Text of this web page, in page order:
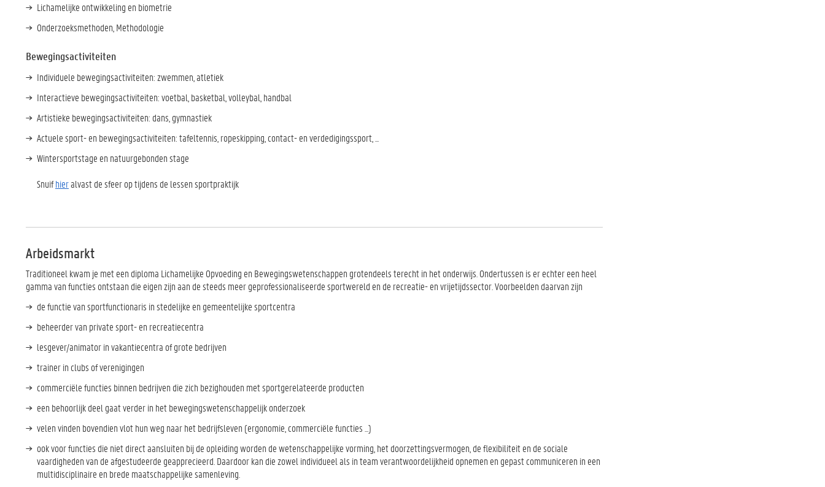
Lichamelijke ontwikkeling en biometrie
Onderzoeksmethoden, Methodologie
Bewegingsactiviteiten
Individuele bewegingsactiviteiten: zwemmen, atletiek
Interactieve bewegingsactiviteiten: voetbal, basketbal, volleybal, handbal
Artistieke bewegingsactiviteiten: dans, gymnastiek
Actuele sport- en bewegingsactiviteiten: tafeltennis, ropeskipping, contact- en verdedigingssport, ...
Wintersportstage en natuurgebonden stage
Snuifhieralvast de sfeer op tijdens de lessen sportpraktijk
Arbeidsmarkt
Traditioneel kwam je met een diploma Lichamelijke Opvoeding en Bewegingswetenschappen grotendeels terecht in het onderwijs. Ondertussen is er echter een heel
gamma van functies ontstaan die eigen zijn aan de steeds meer geprofessionaliseerde sportwereld en de recreatie- en vrijetijdssector. Voorbeelden daarvan zijn
de functie van sportfunctionaris in stedelijke en gemeentelijke sportcentra
beheerder van private sport- en recreatiecentra
lesgever/animator in vakantiecentra of grote bedrijven
trainer in clubs of verenigingen
commerciële functies binnen bedrijven die zich bezighouden met sportgerelateerde producten
een behoorlijk deel gaat verder in het bewegingswetenschappelijk onderzoek
velen vinden bovendien vlot hun weg naar het bedrijfsleven (ergonomie, commerciële functies ...)
ook voor functies die niet direct aansluiten bij de opleiding worden de wetenschappelijke vorming, het doorzettingsvermogen, de flexibiliteit en de sociale
vaardigheden van de afgestudeerde geapprecieerd. Daardoor kan die zowel individueel als in team verantwoordelijkheid opnemen en gepast communiceren in een
multidisciplinaire en brede maatschappelijke samenleving.